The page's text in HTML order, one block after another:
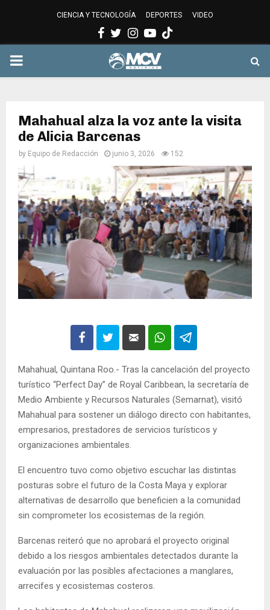
CIENCIA Y TECNOLOGÍA DEPORTES VIDEO
Facebook
Twitter
Instagram
Youtube
PRIMARY
Mahahual alza la voz ante la visita
de Alicia Barcenas
by Equipo de Redacción junio 3, 2026 152
Mahahual, Quintana Roo.- Tras la cancelación del proyecto
turístico “Perfect Day” de Royal Caribbean, la secretaría de
Medio Ambiente y Recursos Naturales (Semarnat), visitó
Mahahual para sostener un diálogo directo con habitantes,
empresarios, prestadores de servicios turísticos y
organizaciones ambientales.
El encuentro tuvo como objetivo escuchar las distintas
posturas sobre el futuro de la Costa Maya y explorar
alternativas de desarrollo que beneficien a la comunidad
sin comprometer los ecosistemas de la región.
Barcenas reiteró que no aprobará el proyecto original
debido a los riesgos ambientales detectados durante la
evaluación por las posibles afectaciones a manglares,
arrecifes y ecosistemas costeros.